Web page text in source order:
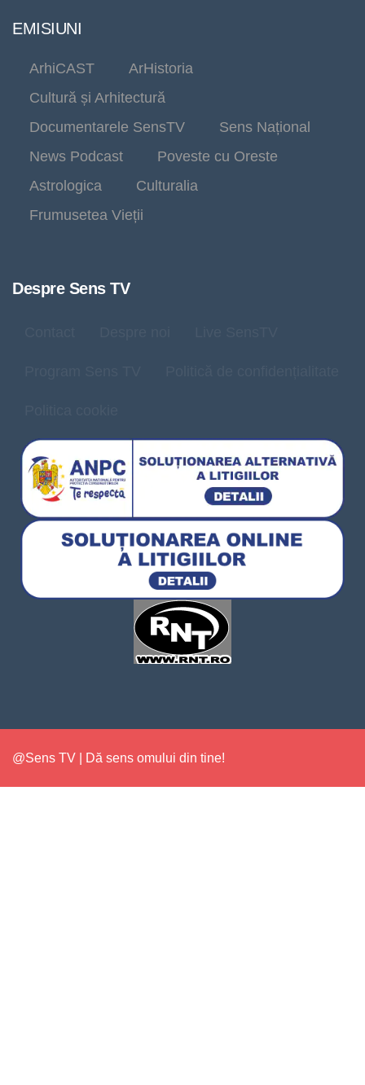
EMISIUNI
ArhiCAST
ArHistoria
Cultură și Arhitectură
Documentarele SensTV
Sens Național
News Podcast
Poveste cu Oreste
Astrologica
Culturalia
Frumusetea Vieții
Despre Sens TV
@Sens TV | Dă sens omului din tine!